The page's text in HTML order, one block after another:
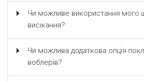
Чи можливе використання мого
висікання?
Чи можлива додаткова опція
воблерів?